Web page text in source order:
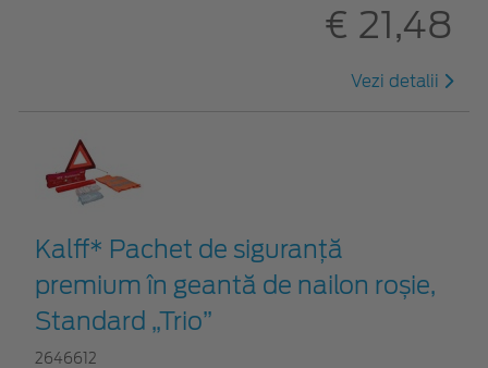
€ 21,48
Vezi detalii
Kalff* Pachet de siguranţă
premium în geantă de nailon roșie,
Standard „Trio”
2646612